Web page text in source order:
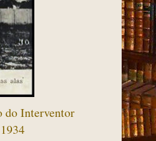
do Interventor